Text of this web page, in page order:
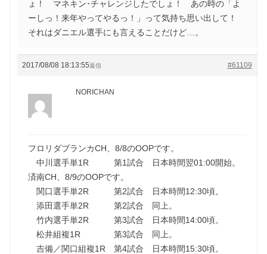
ょ！ マネキン･チャレンジしたでしょ！ あの時の「よ
ーしっ！来年やってやるっ！」って気持ち思い出して！
それはダニエル選手にも言えることだけど…。
2017/08/08 18:13:55 #61109
返信
NORICHAN
フロリダブランカCH、8/8のOOPです。
中川選手単1R 第1試合 日本時間翌01:00開始。
済南CH、8/9のOOPです。
関口選手単2R 第2試合 日本時間12:30頃。
添田選手単2R 第2試合 同上。
竹内選手単2R 第3試合 日本時間14:00頃。
松井組複1R 第3試合 同上。
吉備／関口組複1R 第4試合 日本時間15:30頃。